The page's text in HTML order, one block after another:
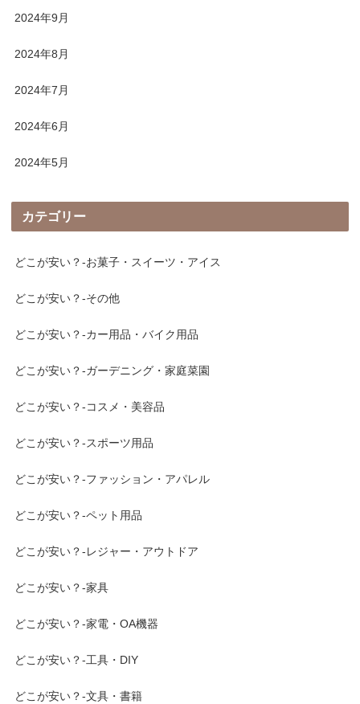
2024年9月
2024年8月
2024年7月
2024年6月
2024年5月
カテゴリー
どこが安い？-お菓子・スイーツ・アイス
どこが安い？-その他
どこが安い？-カー用品・バイク用品
どこが安い？-ガーデニング・家庭菜園
どこが安い？-コスメ・美容品
どこが安い？-スポーツ用品
どこが安い？-ファッション・アパレル
どこが安い？-ペット用品
どこが安い？-レジャー・アウトドア
どこが安い？-家具
どこが安い？-家電・OA機器
どこが安い？-工具・DIY
どこが安い？-文具・書籍